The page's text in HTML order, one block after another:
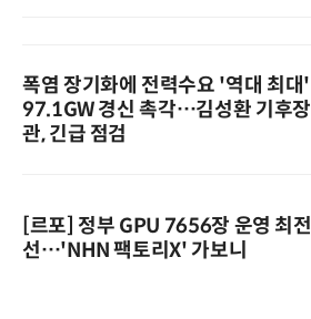
폭염 장기화에 전력수요 '역대 최대'
97.1GW 경신 촉각…김성환 기후장
관, 긴급 점검
[르포] 정부 GPU 7656장 운영 최전
선…'NHN 팩토리X' 가보니